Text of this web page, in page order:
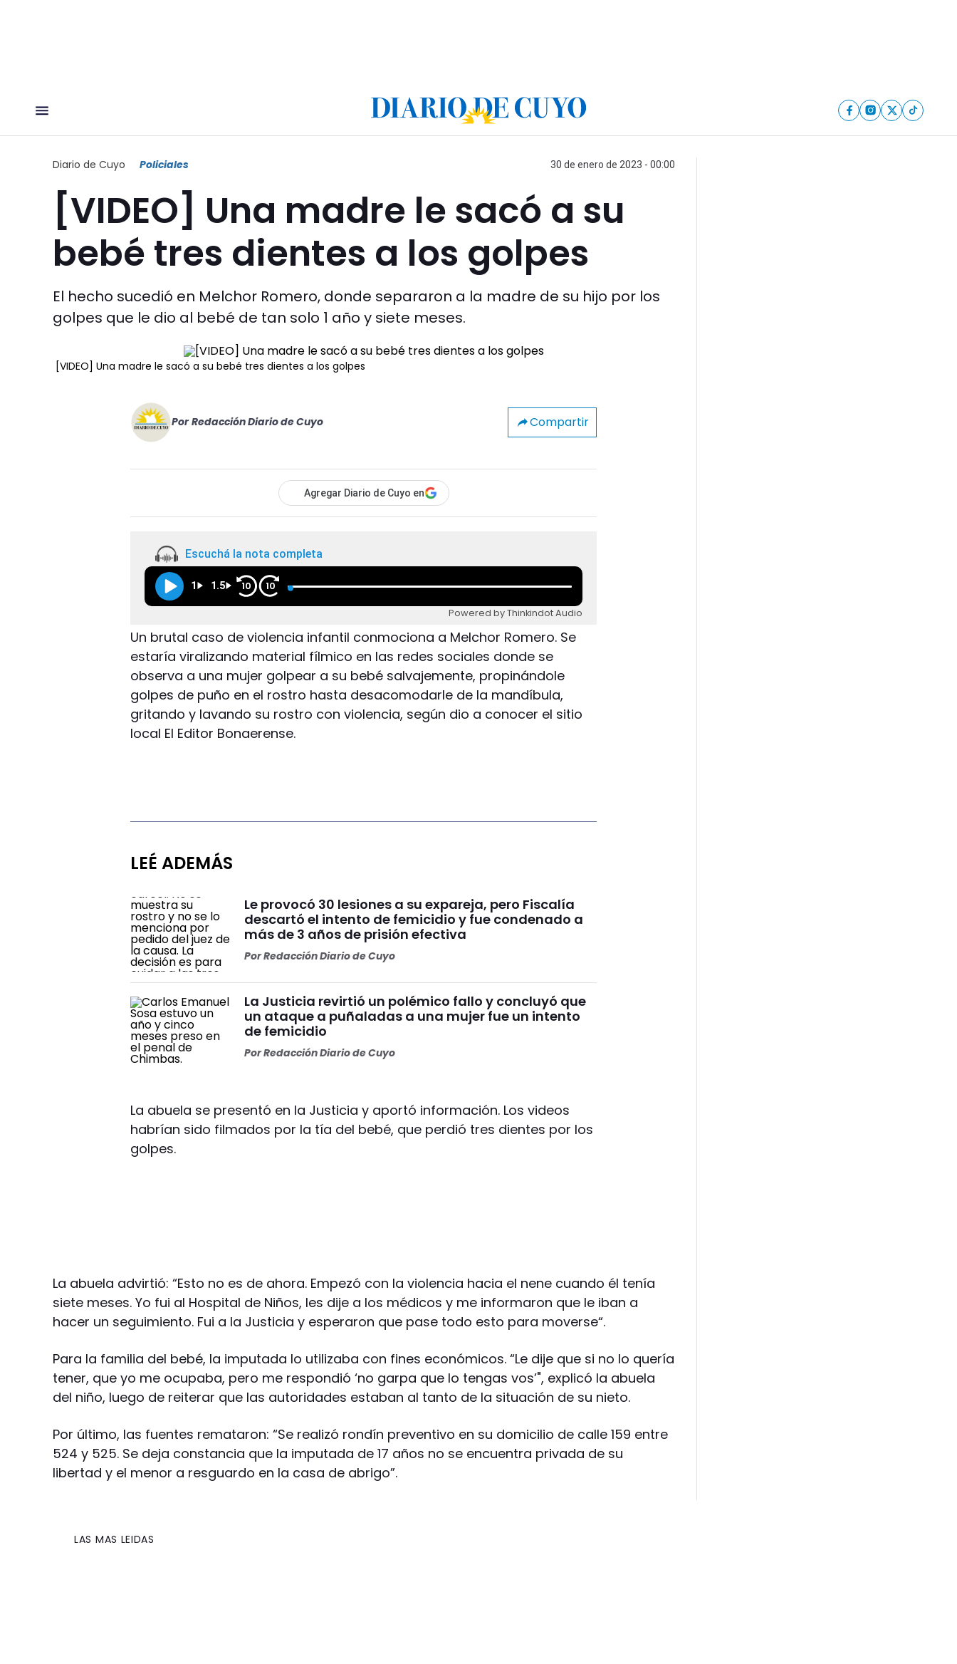
Diario de Cuyo Policiales 30 de enero de 2023 - 00:00
[VIDEO] Una madre le sacó a su
bebé tres dientes a los golpes
El hecho sucedió en Melchor Romero, donde separaron a la madre de su hijo por los
golpes que le dio al bebé de tan solo 1 año y siete meses.
[VIDEO] Una madre le sacó a su bebé tres dientes a los golpes
Por Redacción Diario de Cuyo Compartir
Agregar Diario de Cuyo en
Escuchá la nota completa
1 1.5 10 10
Powered by Thinkindot Audio
Un brutal caso de violencia infantil conmociona a Melchor Romero. Se
estaría viralizando material fílmico en las redes sociales donde se
observa a una mujer golpear a su bebé salvajemente, propinándole
golpes de puño en el rostro hasta desacomodarle de la mandíbula,
gritando y lavando su rostro con violencia, según dio a conocer el sitio
local El Editor Bonaerense.
LEÉ ADEMÁS
Le provocó 30 lesiones a su expareja, pero Fiscalía
descartó el intento de femicidio y fue condenado a
más de 3 años de prisión efectiva
PorRedacción Diario de Cuyo
La Justicia revirtió un polémico fallo y concluyó que
un ataque a puñaladas a una mujer fue un intento
de femicidio
PorRedacción Diario de Cuyo
La abuela se presentó en la Justicia y aportó información. Los videos
habrían sido filmados por la tía del bebé, que perdió tres dientes por los
golpes.
La abuela advirtió: “Esto no es de ahora. Empezó con la violencia hacia el nene cuando él tenía
siete meses. Yo fui al Hospital de Niños, les dije a los médicos y me informaron que le iban a
hacer un seguimiento. Fui a la Justicia y esperaron que pase todo esto para moverse“.
Para la familia del bebé, la imputada lo utilizaba con fines económicos. “Le dije que si no lo quería
tener, que yo me ocupaba, pero me respondió ‘no garpa que lo tengas vos’", explicó la abuela
del niño, luego de reiterar que las autoridades estaban al tanto de la situación de su nieto.
Por último, las fuentes remataron: “Se realizó rondín preventivo en su domicilio de calle 159 entre
524 y 525. Se deja constancia que la imputada de 17 años no se encuentra privada de su
libertad y el menor a resguardo en la casa de abrigo”.
LAS MAS LEIDAS